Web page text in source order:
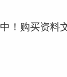
！购买资料